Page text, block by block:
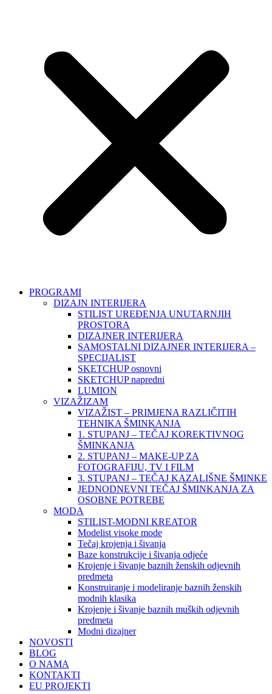
PROGRAMI
DIZAJN INTERIJERA
STILIST UREĐENJA UNUTARNJIH
PROSTORA
DIZAJNER INTERIJERA
SAMOSTALNI DIZAJNER INTERIJERA –
SPECIJALIST
SKETCHUP osnovni
SKETCHUP napredni
LUMION
VIZAŽIZAM
VIZAŽIST – PRIMJENA RAZLIČITIH
TEHNIKA ŠMINKANJA
1. STUPANJ – TEČAJ KOREKTIVNOG
ŠMINKANJA
2. STUPANJ – MAKE-UP ZA
FOTOGRAFIJU, TV I FILM
3. STUPANJ – TEČAJ KAZALIŠNE ŠMINKE
JEDNODNEVNI TEČAJ ŠMINKANJA ZA
OSOBNE POTREBE
MODA
STILIST-MODNI KREATOR
Modelist visoke mode
Tečaj krojenja i šivanja
Baze konstrukcije i šivanja odjeće
Krojenje i šivanje baznih ženskih odjevnih
predmeta
Konstruiranje i modeliranje baznih ženskih
modnih klasika
Krojenje i šivanje baznih muških odjevnih
predmeta
Modni dizajner
NOVOSTI
BLOG
O NAMA
KONTAKTI
EU PROJEKTI